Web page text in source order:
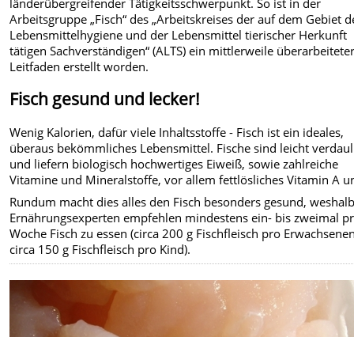
Arbeitsgruppe „Fisch“ des „Arbeitskreises der auf dem Gebiet
Lebensmittelhygiene und der Lebensmittel tierischer Herkunft
tätigen Sachverständigen“ (ALTS) ein mittlerweile
Leitfadenerstellt worden.
Fisch gesund und lecker!
Wenig Kalorien, dafür viele Inhaltsstoffe - Fisch ist ein ideales,
überaus bekömmliches Lebensmittel. Fische sind leicht
und liefern biologisch hochwertiges Eiweiß, sowie zahlreiche
Vitamine und Mineralstoffe, vor allem fettlösliches Vitamin A
Rundum macht dies alles den Fisch besonders gesund,
Ernährungsexperten empfehlen mindestens ein- bis zweimal
Woche Fisch zu essen (circa 200 g Fischfleisch pro
circa 150 g Fischfleisch pro Kind).